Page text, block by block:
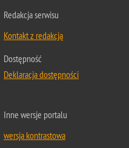
Redakcja serwisu
Kontakt z redakcją
Dostępność
Deklaracja dostępności
Inne wersje portalu
wersja kontrastowa